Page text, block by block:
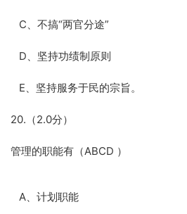
C、不搞“两官分途”
D、坚持功绩制原则
E、坚持服务于民的宗旨。
20.（2.0分）
管理的职能有（ABCD ）
A、计划职能